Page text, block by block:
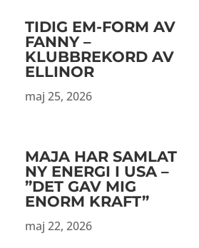
TIDIG EM-FORM AV
FANNY –
KLUBBREKORD AV
ELLINOR
maj 25, 2026
MAJA HAR SAMLAT
NY ENERGI I USA –
”DET GAV MIG
ENORM KRAFT”
maj 22, 2026